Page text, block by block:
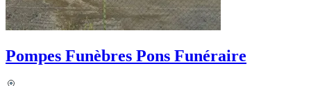
Pompes Funèbres Pons Funéraire